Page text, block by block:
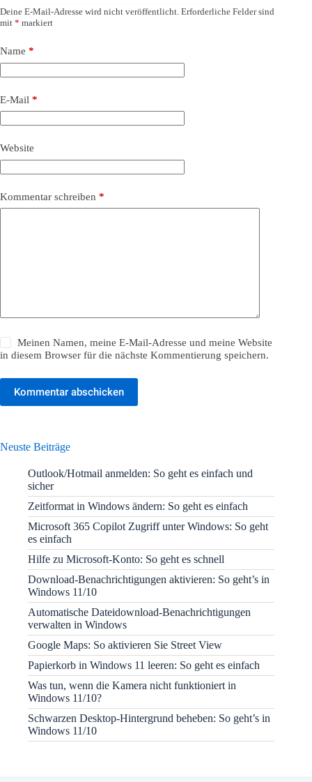
Deine E-Mail-Adresse wird nicht veröffentlicht. Erforderliche Felder sind
mit * markiert
Name *
E-Mail *
Website
Kommentar schreiben *
Meinen Namen, meine E-Mail-Adresse und meine Website
in diesem Browser für die nächste Kommentierung speichern.
Kommentar abschicken
Neuste Beiträge
Outlook/Hotmail anmelden: So geht es einfach und
sicher
Zeitformat in Windows ändern: So geht es einfach
Microsoft 365 Copilot Zugriff unter Windows: So geht
es einfach
Hilfe zu Microsoft-Konto: So geht es schnell
Download-Benachrichtigungen aktivieren: So geht’s in
Windows 11/10
Automatische Dateidownload-Benachrichtigungen
verwalten in Windows
Google Maps: So aktivieren Sie Street View
Papierkorb in Windows 11 leeren: So geht es einfach
Was tun, wenn die Kamera nicht funktioniert in
Windows 11/10?
Schwarzen Desktop-Hintergrund beheben: So geht’s in
Windows 11/10